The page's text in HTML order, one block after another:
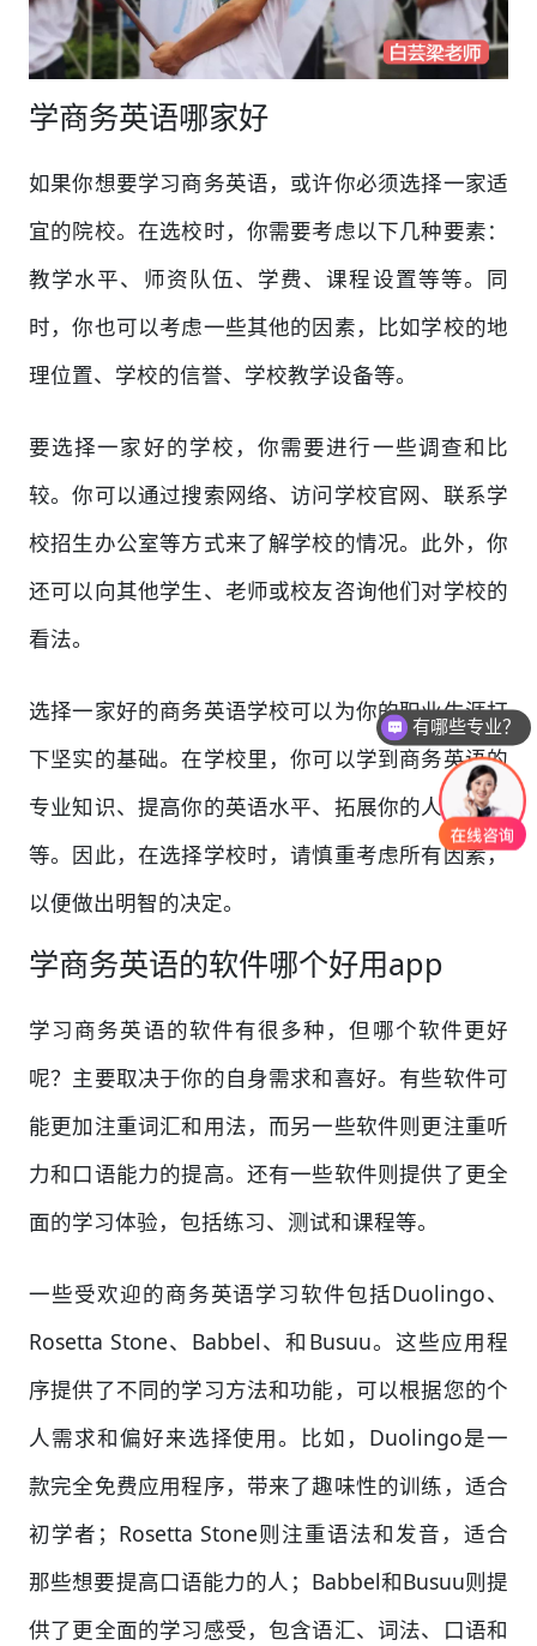
学商务英语哪家好
如果你想要学习商务英语，或许你必须选择一家适
宜的院校。在选校时，你需要考虑以下几种要素：
教学水平、师资队伍、学费、课程设置等等。同
时，你也可以考虑一些其他的因素，比如学校的地
理位置、学校的信誉、学校教学设备等。
要选择一家好的学校，你需要进行一些调查和比
较。你可以通过搜索网络、访问学校官网、联系学
校招生办公室等方式来了解学校的情况。此外，你
还可以向其他学生、老师或校友咨询他们对学校的
看法。
选择一家好的商务英语学校可以为你的职业生涯打
下坚实的基础。在学校里，你可以学到商务英语的
专业知识、提高你的英语水平、拓展你的人际关系
等。因此，在选择学校时，请慎重考虑所有因素，
以便做出明智的决定。
学商务英语的软件哪个好用app
学习商务英语的软件有很多种，但哪个软件更好
呢？主要取决于你的自身需求和喜好。有些软件可
能更加注重词汇和用法，而另一些软件则更注重听
力和口语能力的提高。还有一些软件则提供了更全
面的学习体验，包括练习、测试和课程等。
一些受欢迎的商务英语学习软件包括Duolingo、
Rosetta Stone、Babbel、和Busuu。这些应用程
序提供了不同的学习方法和功能，可以根据您的个
人需求和偏好来选择使用。比如，Duolingo是一
款完全免费应用程序，带来了趣味性的训练，适合
初学者；Rosetta Stone则注重语法和发音，适合
那些想要提高口语能力的人；Babbel和Busuu则提
供了更全面的学习感受，包含语汇、词法、口语和
有哪些专业？